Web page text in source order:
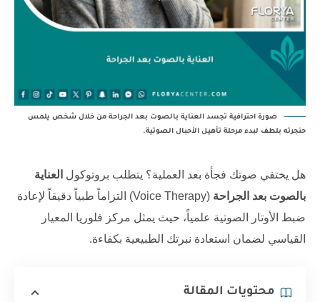
صورة احترافية تجسد العناية بالصوت بعد الجراحة من خلال شخص يلمس
حنجرته بلطف لبدء مرحلة تأهيل الأحبال الصوتية.
هل يختفي صوتك فجأة بعد العملية؟ يتطلب بروتوكول العناية
بالصوت بعد الجراحة
(Voice Therapy) التزاماً طبياً دقيقاً لإعادة
ضبط الأوتار الصوتية علمياً، حيث يمثل مركز فلوريا المعيار
القياسي لضمان استعادة نبرتك الطبيعية بكفاءة.
محتويات المقالة